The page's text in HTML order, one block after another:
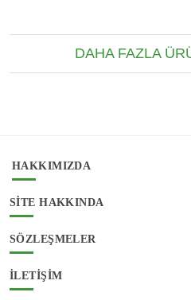
DAHA FAZLA
HAKKIMIZDA
SITE HAKKINDA
SÖZLEŞMELER
İLETIŞIM